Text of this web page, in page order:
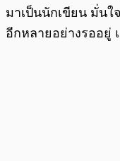
มาเป็นนักเขียน มั่นใ
อีกหลายอย่างรออยู่